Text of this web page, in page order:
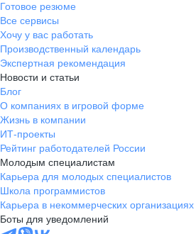
Готовое резюме
Все сервисы
Хочу у вас работать
Производственный календарь
Экспертная рекомендация
Новости и статьи
Блог
О компаниях в игровой форме
Жизнь в компании
ИТ-проекты
Рейтинг работодателей России
Молодым специалистам
Карьера для молодых специалистов
Школа программистов
Карьера в некоммерческих организациях
Боты для уведомлений